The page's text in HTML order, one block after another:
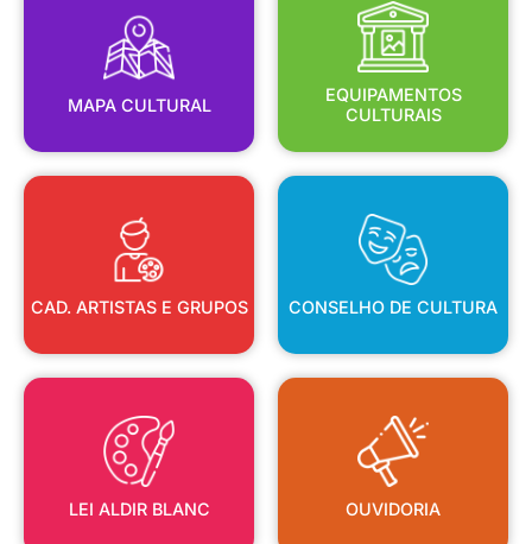
MAPA CULTURAL
MAPA CULTURAL
EQUIPAMENTOS
CULTURAIS
EQUIPAMENTOS
CULTURAIS
CAD. ARTISTAS E GRUPOS
CAD. ARTISTAS E GRUPOS
CONSELHO DE CULTURA
CONSELHO DE CULTURA
LEI ALDIR BLANC
LEI ALDIR BLANC
OUVIDORIA
OUVIDORIA